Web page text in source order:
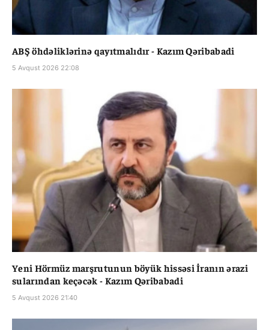
ABŞ öhdəliklərinə qayıtmalıdır - Kazım Qəribabadi
5 Avqust 2026 22:08
Yeni Hörmüz marşrutunun böyük hissəsi İranın ərazi
sularından keçəcək - Kazım Qəribabadi
5 Avqust 2026 21:40